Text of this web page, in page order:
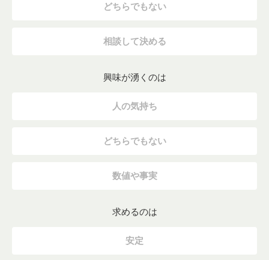
どちらでもない
相談して決める
興味が湧くのは
人の気持ち
どちらでもない
数値や事実
求めるのは
安定